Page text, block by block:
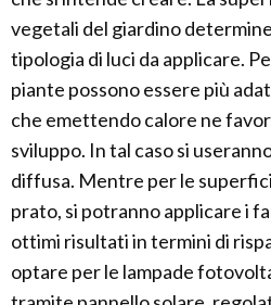
vegetali del giardino
tipologia di luci da applicare.
piante possono essere più
che emettendo calore ne
sviluppo. In tal caso si
diffusa. Mentre per le
prato, si potranno applicare i
ottimi risultati in termini di
optare per le lampade